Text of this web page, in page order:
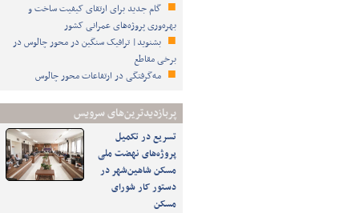
گام جدید برای ارتقای کیفیت ساخت و
بهره‌وری پروژه‌های عمرانی کشور
بشنوید| ترافیک سنگین در محور چالوس در
برخی مقاطع
مه‌گرفتگی در ارتفاعات محور چالوس
پربازدیدترین‌های سرویس
تسریع در تکمیل
پروژه‌های نهضت ملی
مسکن شاهین‌شهر در
دستور کار شورای
مسکن